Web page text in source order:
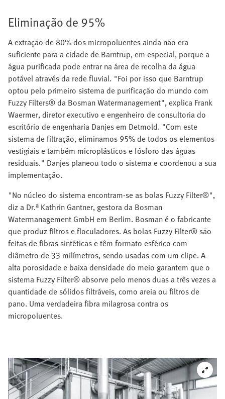
Eliminação de 95%
A extração de 80% dos micropoluentes ainda não era
suficiente para a cidade de Barntrup, em especial, porque a
água purificada pode entrar na área de recolha da água
potável através da rede fluvial. "Foi por isso que Barntrup
optou pelo primeiro sistema de purificação do mundo com
Fuzzy Filters® da Bosman Watermanagement", explica Frank
Waermer, diretor executivo e engenheiro de consultoria do
escritório de engenharia Danjes em Detmold. "Com este
sistema de filtração, eliminamos 95% de todos os elementos
vestigiais e também microplásticos e fósforo das águas
residuais." Danjes planeou todo o sistema e coordenou a sua
implementação.
"No núcleo do sistema encontram-se as bolas Fuzzy Filter®",
diz a Dr.ª Kathrin Gantner, gestora da Bosman
Watermanagement GmbH em Berlim. Bosman é o fabricante
que produz filtros e floculadores. As bolas Fuzzy Filter® são
feitas de fibras sintéticas e têm formato esférico com
diâmetro de 33 milímetros, sendo usadas com um clipe. A
alta porosidade e baixa densidade do meio garantem que o
sistema Fuzzy Filter® absorve pelo menos duas a três vezes a
quantidade de sólidos filtráveis, como areia ou filtros de
pano. Uma verdadeira fibra milagrosa contra os
micropoluentes.